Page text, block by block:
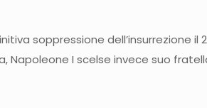
soppressione dell’insurrezione il
I scelse invece suo